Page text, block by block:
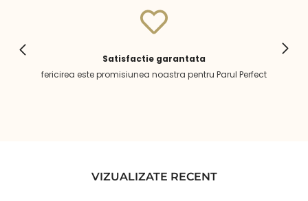
Satisfactie garantata
fericirea este promisiunea noastra pentru Parul Perfect
VIZUALIZATE RECENT